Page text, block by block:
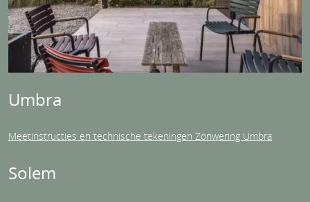
Umbra
Meetinstructies en technische tekeningen Zonwering Umbra
Solem